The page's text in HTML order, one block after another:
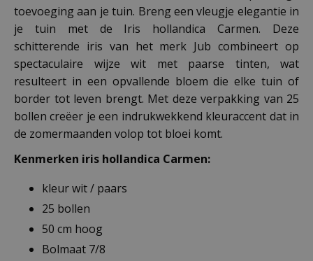
toevoeging aan je tuin. Breng een vleugje elegantie in
je tuin met de Iris hollandica Carmen. Deze
schitterende iris van het merk Jub combineert op
spectaculaire wijze wit met paarse tinten, wat
resulteert in een opvallende bloem die elke tuin of
border tot leven brengt. Met deze verpakking van 25
bollen creëer je een indrukwekkend kleuraccent dat in
de zomermaanden volop tot bloei komt.
Kenmerken iris hollandica Carmen:
kleur wit / paars
25 bollen
50 cm hoog
Bolmaat 7/8